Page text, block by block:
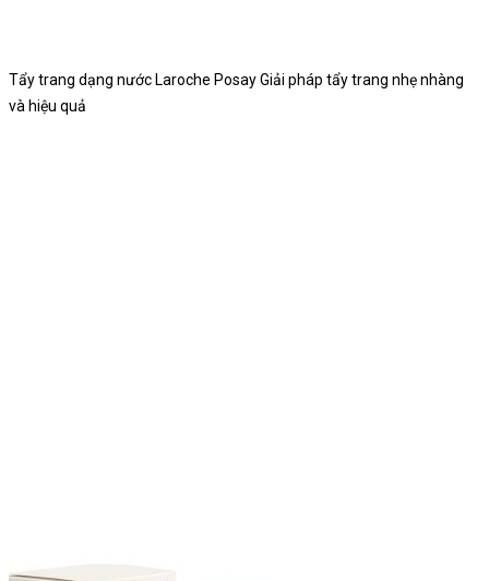
Tẩy trang dạng nước Laroche Posay Giải pháp tẩy trang nhẹ nhàng
và hiệu quả